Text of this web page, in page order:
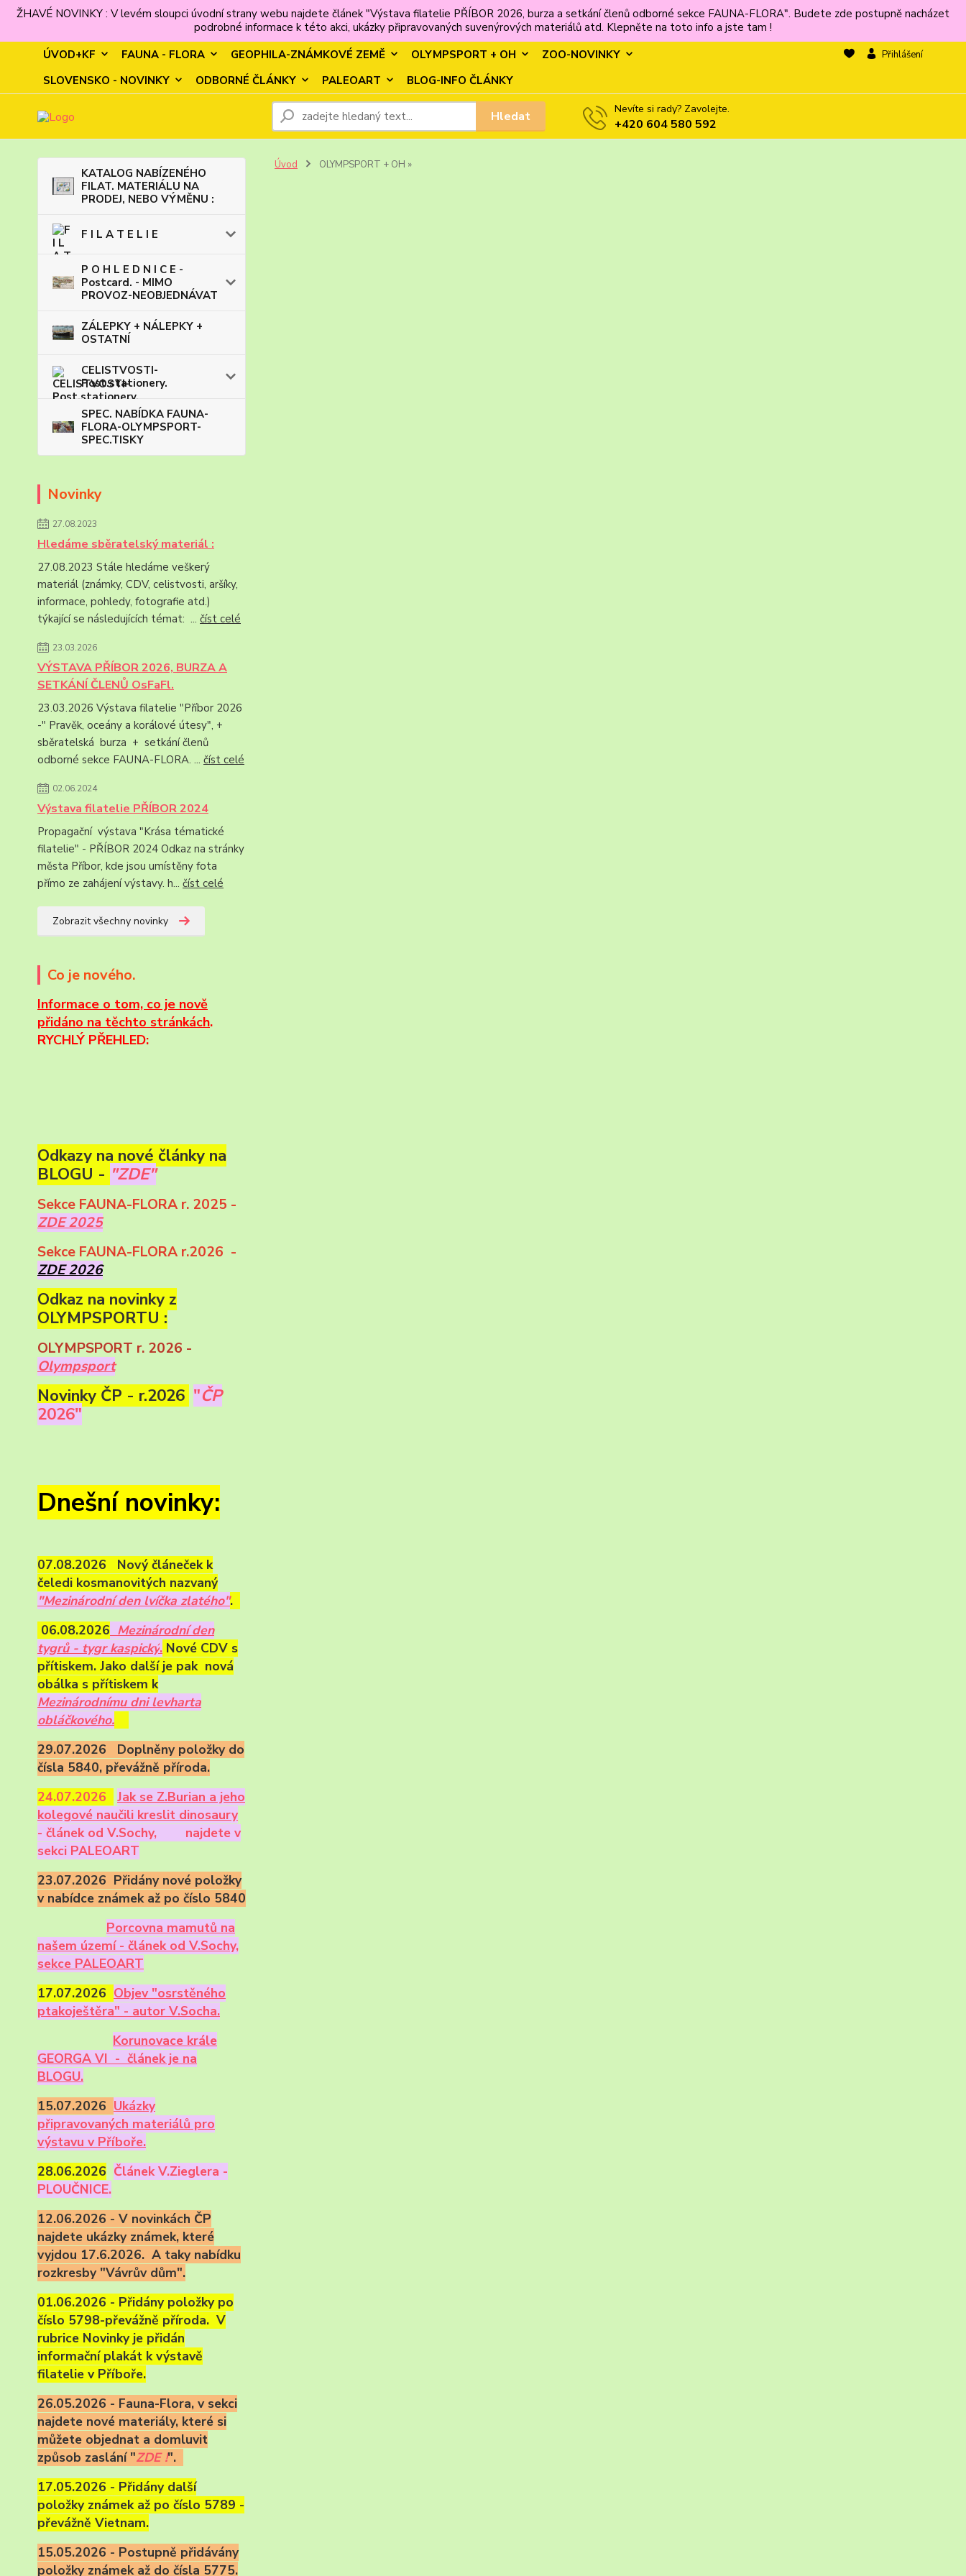
ŽHAVÉ NOVINKY : V levém sloupci úvodní strany webu najdete článek "Výstava filatelie PŘÍBOR 2026, burza a setkání členů odborné sekce FAUNA-FLORA". Budete zde postupně nacházet
podrobné informace k této akci, ukázky připravovaných suvenýrových materiálů atd. Klepněte na toto info a jste tam !
ÚVOD+KF
FAUNA - FLORA GEOPHILA-ZNÁMKOVÉ ZEMĚ OLYMPSPORT + OH
ZOO-NOVINKY
SLOVENSKO - NOVINKY
ODBORNÉ ČLÁNKY PALEOART BLOG-INFO ČLÁNKY
Přihlášení
Hledat Nevíte si rady? Zavolejte.
+420 604 580 592
KATALOG NABÍZENÉHO
FILAT. MATERIÁLU NA
PRODEJ, NEBO VÝMĚNU :
F I L A T E L I E
P O H L E D N I C E -
Postcard. - MIMO
PROVOZ-NEOBJEDNÁVAT
ZÁLEPKY + NÁLEPKY +
OSTATNÍ
CELISTVOSTI-
Post.stationery.
SPEC. NABÍDKA FAUNA-
FLORA-OLYMPSPORT-
SPEC.TISKY
Novinky
27.08.2023
Hledáme sběratelský materiál :
27.08.2023 Stále hledáme veškerý
materiál (známky, CDV, celistvosti, aršíky,
informace, pohledy, fotografie atd.)
týkající se následujících témat: ... číst celé
23.03.2026
VÝSTAVA PŘÍBOR 2026, BURZA A
SETKÁNÍ ČLENŮ OsFaFl.
23.03.2026 Výstava filatelie "Příbor 2026
-" Pravěk, oceány a korálové útesy", +
sběratelská burza + setkání členů
odborné sekce FAUNA-FLORA. ... číst celé
02.06.2024
Výstava filatelie PŘÍBOR 2024
Propagační výstava "Krása tématické
filatelie" - PŘÍBOR 2024 Odkaz na stránky
města Příbor, kde jsou umístěny fota
přímo ze zahájení výstavy. h... číst celé
Zobrazit všechny novinky
Co je nového.
Informace o tom, co je nově
přidáno na těchto stránkách.
RYCHLÝ PŘEHLED:
Odkazy na nové články na
BLOGU - "ZDE"
Sekce FAUNA-FLORA r. 2025 -
ZDE 2025
Sekce FAUNA-FLORA r.2026 -
ZDE 2026
Odkaz na novinky z
OLYMPSPORTU :
OLYMPSPORT r. 2026 -
Olympsport
Novinky ČP - r.2026 "ČP
2026"
Dnešní novinky:
07.08.2026 Nový článeček k
čeledi kosmanovitých nazvaný
"Mezinárodní den lvíčka zlatého".
06.08.2026 Mezinárodní den
tygrů - tygr kaspický. Nové CDV s
přítiskem. Jako další je pak nová
obálka s přítiskem k
Mezinárodnímu dni levharta
obláčkového.
29.07.2026 Doplněny položky do
čísla 5840, převážně příroda.
24.07.2026
Jak se Z.Burian a jeho
kolegové naučili kreslit dinosaury
- článek od V.Sochy,
najdete v
sekci PALEOART
23.07.2026 Přidány nové položky
v nabídce známek až po číslo 5840
Porcovna mamutů na
našem území - článek od V.Sochy,
sekce PALEOART
17.07.2026 Objev "osrstěného
ptakoještěra" - autor V.Socha.
Korunovace krále
GEORGA VI - článek je na
BLOGU.
15.07.2026 Ukázky
připravovaných materiálů pro
výstavu v Příboře.
28.06.2026 Článek V.Zieglera -
PLOUČNICE.
12.06.2026 - V novinkách ČP
najdete ukázky známek, které
vyjdou 17.6.2026. A taky nabídku
rozkresby "Vávrův dům".
01.06.2026 - Přidány položky po
číslo 5798-převážně příroda. V
rubrice Novinky je přidán
informační plakát k výstavě
filatelie v Příboře.
26.05.2026 - Fauna-Flora, v sekci
najdete nové materiály, které si
můžete objednat a domluvit
způsob zaslání "ZDE !".
17.05.2026 - Přidány další
položky známek až po číslo 5789 -
převážně Vietnam.
15.05.2026 - Postupně přidávány
položky známek až do čísla 5775.
Úvod OLYMPSPORT + OH »